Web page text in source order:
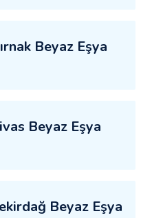
Beyaz Eşya
Beyaz Eşya
Beyaz Eşya